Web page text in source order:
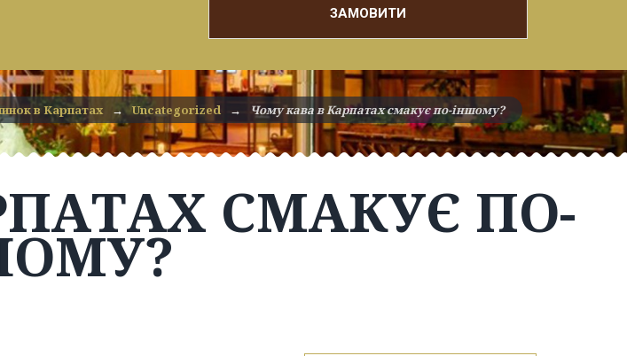
ЗАМОВИТИ
в Карпатах → Uncategorized → Чому кава в Карпатах смакує по-іншому?
СМАКУЄ ПО-